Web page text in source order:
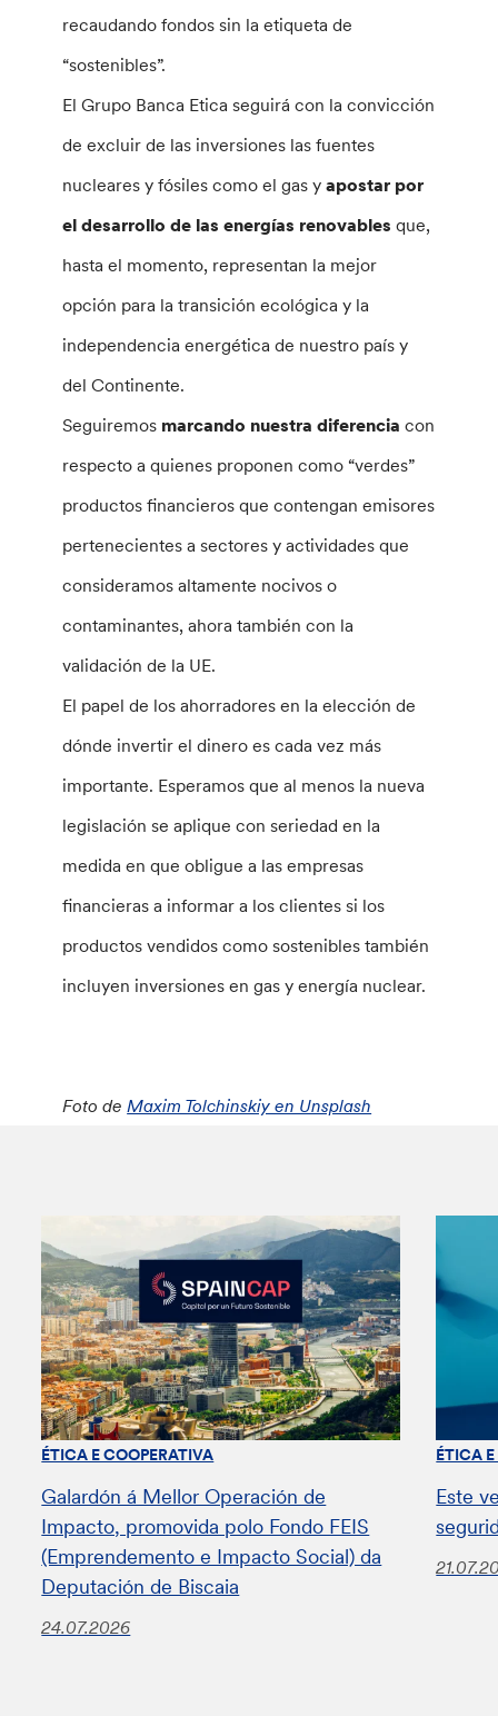
recaudando fondos sin la etiqueta de
“sostenibles”.
El Grupo Banca Etica seguirá con la convicción
de excluir de las inversiones las fuentes
nucleares y fósiles como el gas yapostar por
el desarrollo de las energías renovables que,
hasta el momento, representan la mejor
opción para la transición ecológica y la
independencia energética de nuestro país y
del Continente.
Seguiremos marcando nuestra diferencia con
respecto a quienes proponen como “verdes”
productos financieros que contengan emisores
pertenecientes a sectores y actividades que
consideramos altamente nocivos o
contaminantes, ahora también con la
validación de la UE.
El papel de los ahorradores en la elección de
dónde invertir el dinero es cada vez más
importante. Esperamos que al menos la nueva
legislación se aplique con seriedad en la
medida en que obligue a las empresas
financieras a informar a los clientes si los
productos vendidos como sostenibles también
incluyen inversiones en gas y energía nuclear.
Foto deMaxim Tolchinskiy en Unsplash
ÉTICA E COOPERATIVA
Galardón á Mellor Operación de
Impacto, promovida polo Fondo FEIS
(Emprendemento e Impacto Social) da
Deputación de Biscaia
24.07.2026
ÉTICA
Este